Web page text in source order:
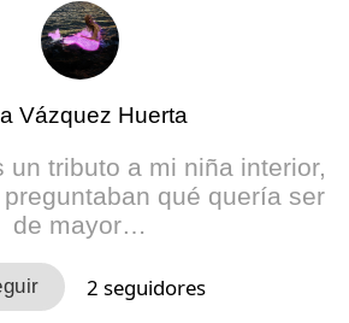
Vázquez Huerta
un tributo a mi niña interior,
qué quería ser
de mayor…
2 seguidores